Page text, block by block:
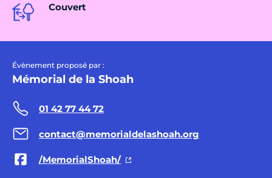
Couvert
Évènement proposé par :
Mémorial de la Shoah
01 42 77 44 72
contact@memorialdelashoah.org
/MemorialShoah/